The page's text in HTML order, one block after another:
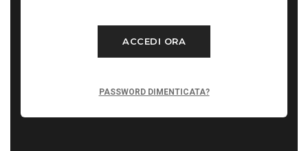
ACCEDI ORA
PASSWORD DIMENTICATA?